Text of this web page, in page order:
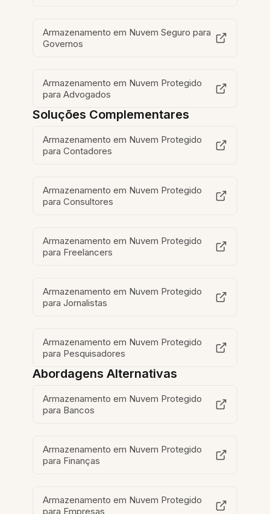
Armazenamento em Nuvem Seguro para
Governos
Armazenamento em Nuvem Protegido
para Advogados
Soluções Complementares
Armazenamento em Nuvem Protegido
para Contadores
Armazenamento em Nuvem Protegido
para Consultores
Armazenamento em Nuvem Protegido
para Freelancers
Armazenamento em Nuvem Protegido
para Jornalistas
Armazenamento em Nuvem Protegido
para Pesquisadores
Abordagens Alternativas
Armazenamento em Nuvem Protegido
para Bancos
Armazenamento em Nuvem Protegido
para Finanças
Armazenamento em Nuvem Protegido
para Empresas